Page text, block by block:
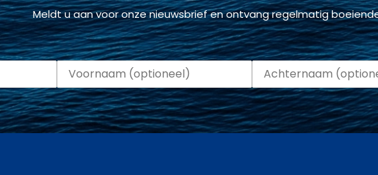
Meldt u aan voor onze nieuwsbrief en ontvang regelmatig